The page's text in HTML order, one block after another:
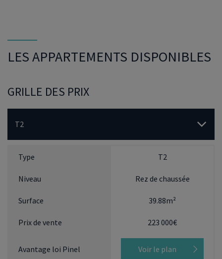
LES APPARTEMENTS DISPONIBLES
GRILLE DES PRIX
T2
T2
Rez de chaussée
39.88m²
223 000€
Voir le plan